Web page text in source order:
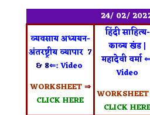
24/ 02/
व्यवसाय अध्ययन-
अंतरष्ट्रीय व्यापार7
& 8⇐: Video
WORKSHEET⇒
CLICK HERE
हिंदी साहित्य-
काव्य खंड |
महादेवी वर्मा
Video
WORKSHEET
CLICK